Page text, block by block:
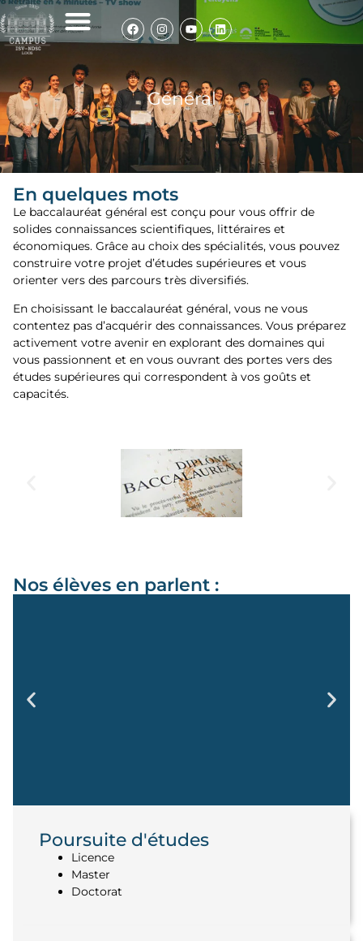
Général
Général
En quelques mots
Le baccalauréat général est conçu pour vous offrir de
solides connaissances scientifiques, littéraires et
économiques. Grâce au choix des spécialités, vous pouvez
construire votre projet d’études supérieures et vous
orienter vers des parcours très diversifiés.
En choisissant le baccalauréat général, vous ne vous
contentez pas d’acquérir des connaissances. Vous préparez
activement votre avenir en explorant des domaines qui
vous passionnent et en vous ouvrant des portes vers des
études supérieures qui correspondent à vos goûts et
capacités.
Nos élèves en parlent :
Elena - Terminale
Un choix guidé par
Poursuite d'études
Licence
Master
Doctorat